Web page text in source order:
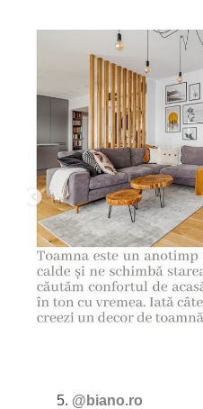
@biano.ro